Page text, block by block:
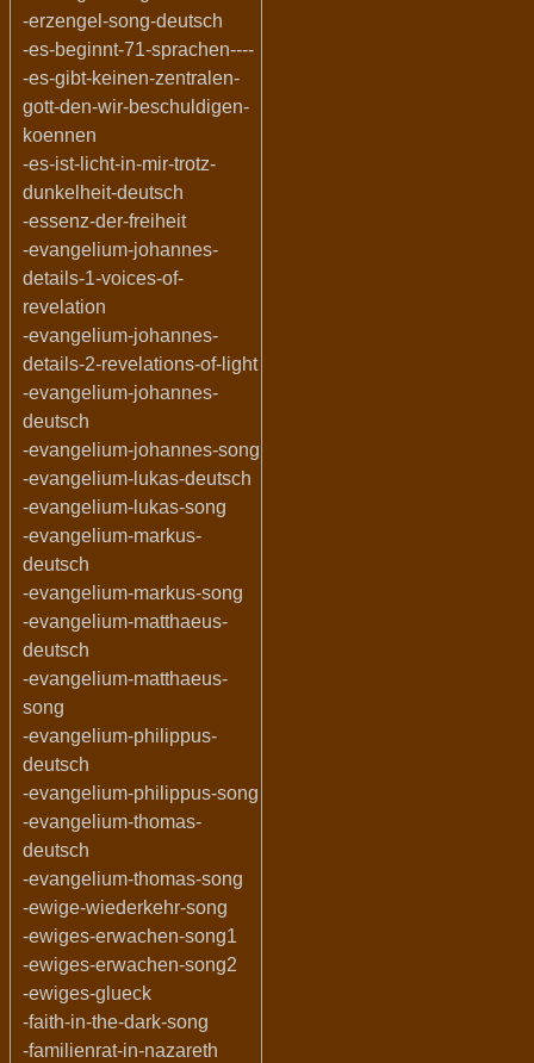
-erzengel-song-deutsch
-es-beginnt-71-sprachen----
-es-gibt-keinen-zentralen-
gott-den-wir-beschuldigen-
koennen
-es-ist-licht-in-mir-trotz-
dunkelheit-deutsch
-essenz-der-freiheit
-evangelium-johannes-
details-1-voices-of-
revelation
-evangelium-johannes-
details-2-revelations-of-light
-evangelium-johannes-
deutsch
-evangelium-johannes-song
-evangelium-lukas-deutsch
-evangelium-lukas-song
-evangelium-markus-
deutsch
-evangelium-markus-song
-evangelium-matthaeus-
deutsch
-evangelium-matthaeus-
song
-evangelium-philippus-
deutsch
-evangelium-philippus-song
-evangelium-thomas-
deutsch
-evangelium-thomas-song
-ewige-wiederkehr-song
-ewiges-erwachen-song1
-ewiges-erwachen-song2
-ewiges-glueck
-faith-in-the-dark-song
-familienrat-in-nazareth